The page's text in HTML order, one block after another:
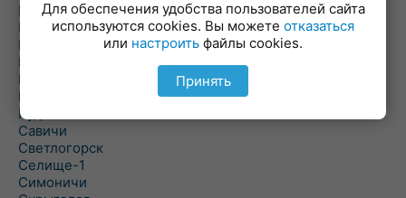
Полесье
Птичь
Речица
Ровенская Слобода
Рогачев
Рогинь
Рудня
Савичи
Светлогорск
Селище-1
Симоничи
Для обеспечения удобства пользователей сайта
используются cookies. Вы можете отказаться
или настроить файлы cookies.
Принять